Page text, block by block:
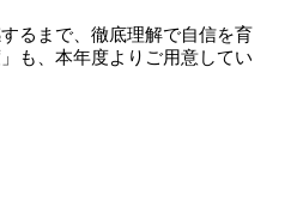
るまで、徹底理解で自信を育
も、本年度よりご用意してい